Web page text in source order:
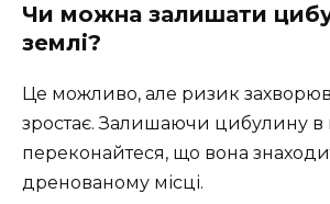
Чи можна залишати
землі?
Це можливо, але ризик
зростає. Залишаючи цибулину в
переконайтеся, що вона
дренованому місці.